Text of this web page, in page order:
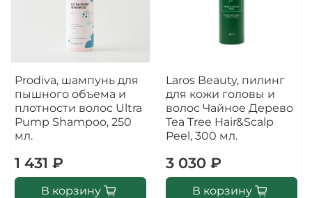
Prodiva, шампунь для
пышного объема и
плотности волос Ultra
Pump Shampoo, 250
мл.
1 431 ₽
В корзину
Laros Beauty, пилинг
для кожи головы и
волос Чайное Дерево
Tea Tree Hair&Scalp
Peel, 300 мл.
3 030 ₽
В корзину